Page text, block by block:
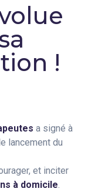
!
a signé à
lancement du
et inciter
à domicile